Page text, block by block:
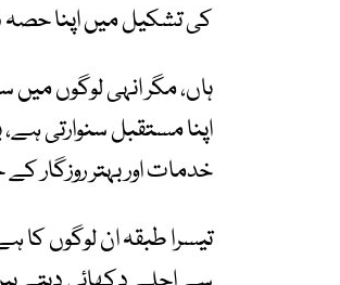
کی تشکیل میں اپنا حصہ
ہاں، مگر انہی لوگوں
اپنا مستقبل سنوارتی
خدمات اور بہتر
تیسرا طبقہ ان لوگوں کا